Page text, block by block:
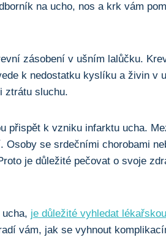
na ucho, nos ⁤a krk vám
zásobení v ušním lalůčku.
k⁣ nedostatku kyslíku a živin v
ztrátu sluchu.
přispět k vzniku infarktu ucha.
Osoby se srdečními⁤ chorobami
je důležité pečovat o svoje
je důležité vyhledat
vám, jak se ‌vyhnout